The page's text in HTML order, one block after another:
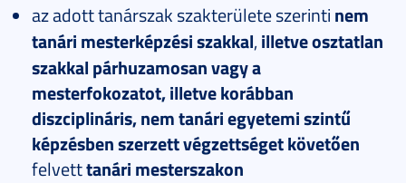
az adott tanárszak szakterülete szerinti nem
tanári mesterképzési szakkal, illetve osztatlan
szakkal párhuzamosan vagy a
mesterfokozatot, illetve korábban
diszciplináris, nem tanári egyetemi szintű
képzésben szerzett végzettséget követően
felvetttanári mesterszakon